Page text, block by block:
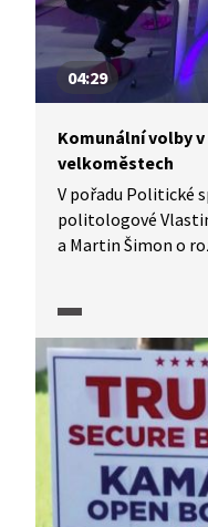
04:29
Komunální volby
velkoměstech
V pořadu Politické
politologové
a Martin Šimon o
komunálních voleb
trendy, a proč je
pro zdravé
Rozhovor nabízí
pro zamyšlení
politiky.